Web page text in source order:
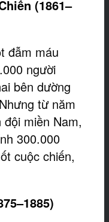
(1861–
đẫm máu
người
bên dường
từ năm
miền Nam,
300.000
cuộc chiến,